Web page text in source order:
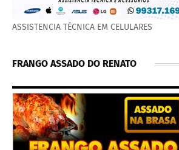
ASSISTENCIA TÉCNICA EM CELULARES
FRANGO ASSADO DO RENATO